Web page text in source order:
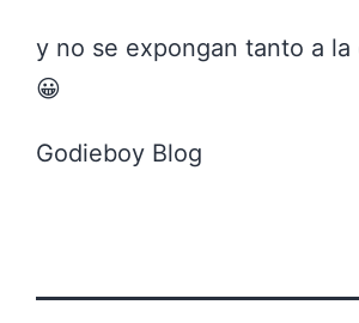
y no se expongan tanto a la
😀
Godieboy Blog